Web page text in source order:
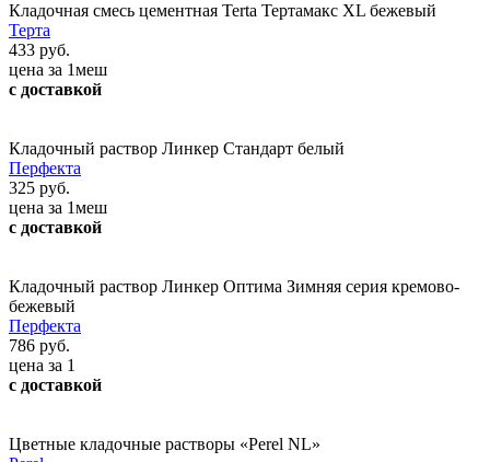
Кладочная смесь цементная Terta Тертамакс XL бежевый
Терта
433 руб.
цена за 1меш
с доставкой
Кладочный раствор Линкер Стандарт белый
Перфекта
325 руб.
цена за 1меш
с доставкой
Кладочный раствор Линкер Оптима Зимняя серия кремово-
бежевый
Перфекта
786 руб.
цена за 1
с доставкой
Цветные кладочные растворы «Perel NL»